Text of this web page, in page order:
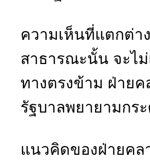
ความเห็นที่แตกต่า
สาธารณะนั้น จะไ
ทางตรงข้าม ฝ่าย
รัฐบาลพยายามกร
แนวคิดของฝ่ายคล